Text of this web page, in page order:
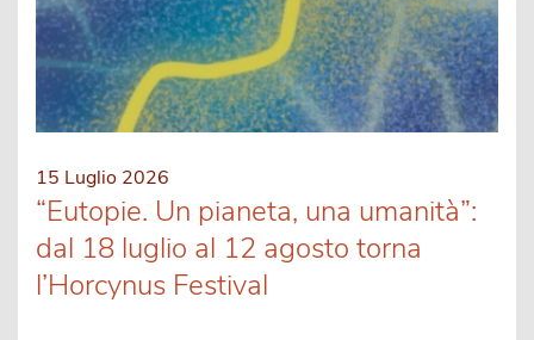
15 Luglio 2026
“Eutopie. Un pianeta, una umanità”:
dal 18 luglio al 12 agosto torna
l’Horcynus Festival